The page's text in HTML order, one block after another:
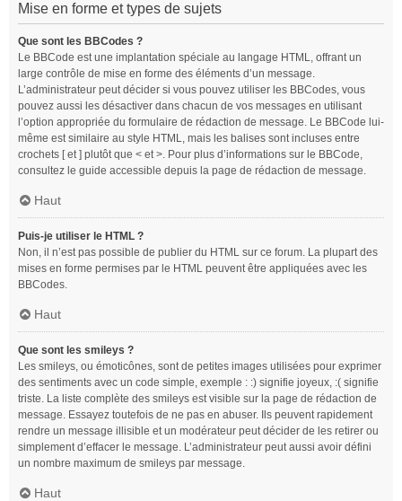
Mise en forme et types de sujets
Que sont les BBCodes ?
Le BBCode est une implantation spéciale au langage HTML, offrant un
large contrôle de mise en forme des éléments d’un message.
L’administrateur peut décider si vous pouvez utiliser les BBCodes, vous
pouvez aussi les désactiver dans chacun de vos messages en utilisant
l’option appropriée du formulaire de rédaction de message. Le BBCode lui-
même est similaire au style HTML, mais les balises sont incluses entre
crochets [ et ] plutôt que < et >. Pour plus d’informations sur le BBCode,
consultez le guide accessible depuis la page de rédaction de message.
Haut
Puis-je utiliser le HTML ?
Non, il n’est pas possible de publier du HTML sur ce forum. La plupart des
mises en forme permises par le HTML peuvent être appliquées avec les
BBCodes.
Haut
Que sont les smileys ?
Les smileys, ou émoticônes, sont de petites images utilisées pour exprimer
des sentiments avec un code simple, exemple : :) signifie joyeux, :( signifie
triste. La liste complète des smileys est visible sur la page de rédaction de
message. Essayez toutefois de ne pas en abuser. Ils peuvent rapidement
rendre un message illisible et un modérateur peut décider de les retirer ou
simplement d’effacer le message. L’administrateur peut aussi avoir défini
un nombre maximum de smileys par message.
Haut